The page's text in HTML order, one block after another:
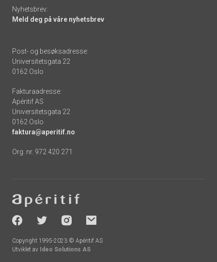
Nyhetsbrev:
Meld deg på våre nyhetsbrev
Post- og besøksadresse:
Universitetsgata 22
0162 Oslo
Fakturaadresse:
Apéritif AS
Universitetsgata 22
0162 Oslo
faktura@aperitif.no
Org. nr. 972 420 271
-
socials
Copyright 1995-2023 © Apéritif AS
Utviklet av Ideo Solutions AS